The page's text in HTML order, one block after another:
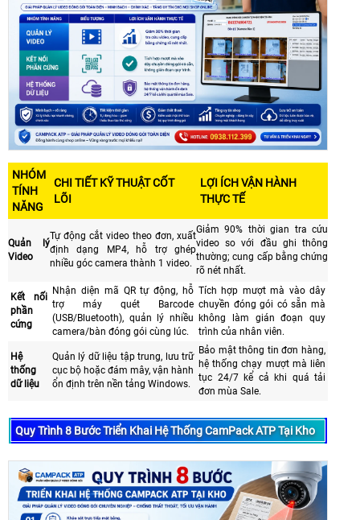
NHÓM
TÍNH
NĂNG
CHI TIẾT KỸ THUẬT CỐT
LÕI
LỢI ÍCH VẬN HÀNH
THỰC TẾ
Quản lý
Video
Tự động cắt video theo đơn, xuất
định dạng MP4, hỗ trợ ghép
nhiều góc camera thành 1 video.
Giảm 90% thời gian tra cứu
video so với đầu ghi thông
thường; cung cấp bằng chứng
rõ nét nhất.
Kết nối
phần
cứng
Nhận diện mã QR tự động, hỗ
trợ máy quét Barcode
(USB/Bluetooth), quản lý nhiều
camera/bàn đóng gói cùng lúc.
Tích hợp mượt mà vào dây
chuyền đóng gói có sẵn mà
không làm gián đoạn quy
trình của nhân viên.
Hệ
thống
dữ liệu
Quản lý dữ liệu tập trung, lưu trữ
cục bộ hoặc đám mây, vận hành
ổn định trên nền tảng Windows.
Bảo mật thông tin đơn hàng,
hệ thống chạy mượt mà liên
tục 24/7 kể cả khi quá tải
đơn mùa Sale.
Quy Trình 8 Bước Triển Khai Hệ Thống CamPack ATP Tại Kho